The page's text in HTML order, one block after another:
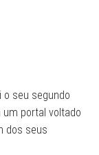
o seu segundo
um portal voltado
dos seus